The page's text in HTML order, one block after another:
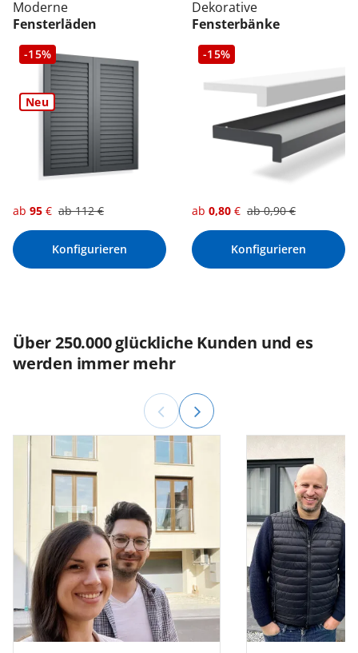
Moderne
Fensterläden
-15%
Neu
ab 95 € ab112€
Konfigurieren
Dekorative
Fensterbänke
-15%
ab 0,80 € ab0,90€
Konfigurieren
Über 250.000 glückliche Kunden und es
werden immer mehr